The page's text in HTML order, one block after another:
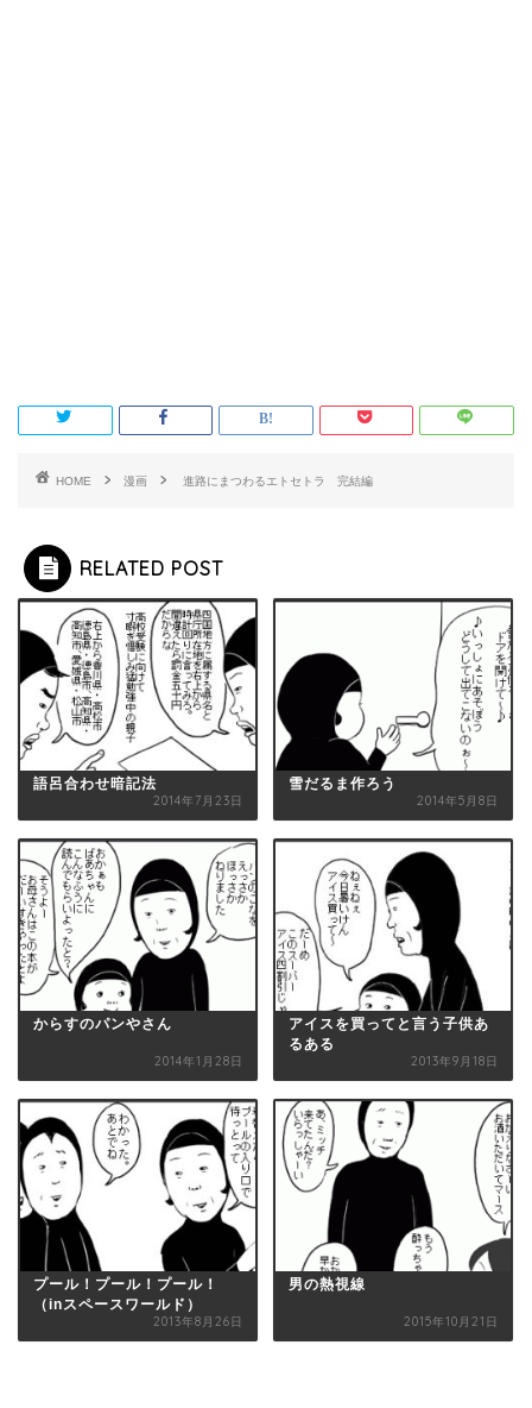
HOME 漫画 進路にまつわるエトセトラ 完結編
RELATED POST
語呂合わせ暗記法
2014年7月23日
雪だるま作ろう
2014年5月8日
からすのパンやさん
2014年1月28日
アイスを買ってと言う子供あ
るある
2013年9月18日
プール！プール！プール！
（inスペースワールド）
2013年8月26日
男の熱視線
2015年10月21日